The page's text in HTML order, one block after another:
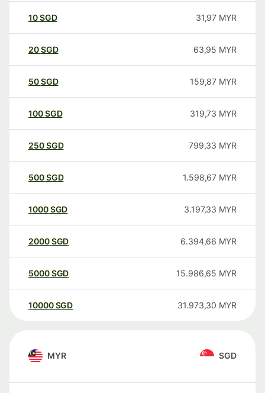
10SGD 31,97 MYR
20SGD 63,95 MYR
50SGD 159,87 MYR
100SGD 319,73 MYR
250SGD 799,33 MYR
500SGD 1.598,67 MYR
1000SGD 3.197,33 MYR
2000SGD 6.394,66 MYR
5000SGD 15.986,65 MYR
10000 SGD 31.973,30 MYR
MYR SGD